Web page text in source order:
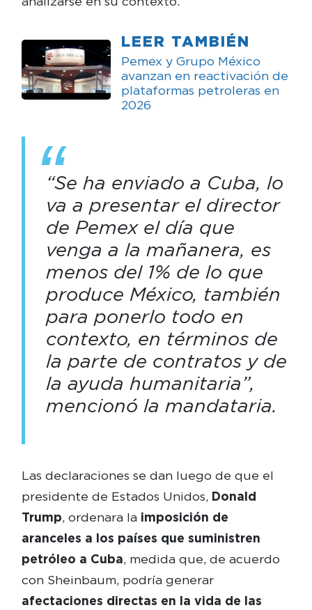
LEER TAMBIÉN
Pemex y Grupo México
avanzan en reactivación de
plataformas petroleras en
2026
“Se ha enviado a Cuba, lo
va a presentar el director
de Pemex el día que
venga a la mañanera, es
menos del 1% de lo que
produce México, también
para ponerlo todo en
contexto, en términos de
la parte de contratos y de
la ayuda humanitaria”,
mencionó la mandataria.
Las declaraciones se dan luego de que el
presidente de Estados Unidos, Donald
Trump, ordenara la imposición de
aranceles a los países que suministren
petróleo a Cuba, medida que, de acuerdo
con Sheinbaum, podría generar
afectaciones directas en la vida de las